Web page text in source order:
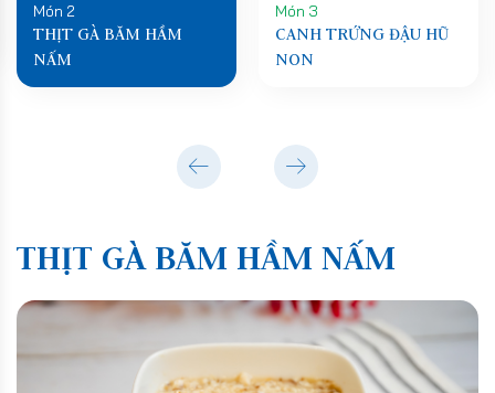
Món 2
THỊT GÀ BĂM HẦM
NẤM
Món 3
CANH TRỨNG ĐẬU HŨ
NON
THỊT GÀ BĂM HẦM NẤM